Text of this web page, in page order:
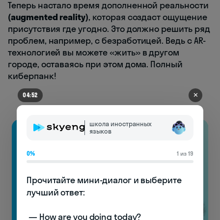
Теперь настало время дополненной реальности
(augmented reality), которая создаст ощущение
присутствия где угодно. Это должно решить ряд
проблем, например, с безработицей. Ведь с AR-
технологией вы можете «жить» в другом
городе, оставаясь при этом дома. Полный
киберпанк!
04:45 ✕
школа иностранных
языков
0% 1 из 19
Прочитайте мини-диалог и выберите
лучший ответ: